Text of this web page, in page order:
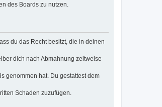
des Boards zu nutzen.
du das Recht besitzt, die in deinen
dich nach Abmahnung zeitweise
genommen hat. Du gestattest dem
Schaden zuzufügen.